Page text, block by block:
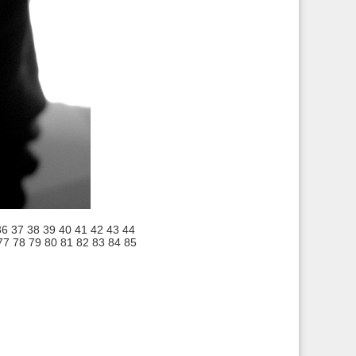
37 38 39 40 41 42 43 44
78 79 80 81 82 83 84 85